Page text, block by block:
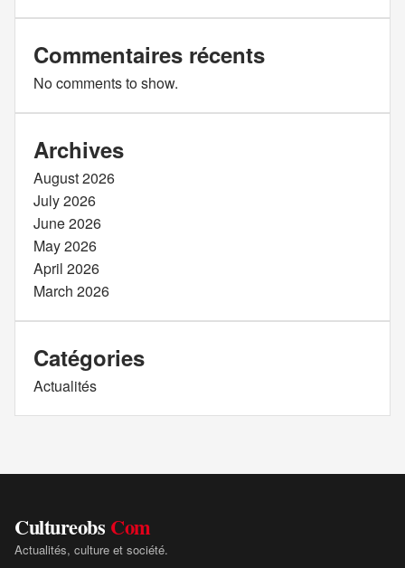
Commentaires récents
No comments to show.
Archives
August 2026
July 2026
June 2026
May 2026
April 2026
March 2026
Catégories
Actualités
Cultureobs Com
Actualités, culture et société.